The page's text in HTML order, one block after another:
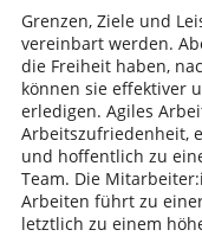
Grenzen, Ziele und
vereinbart werden.
die Freiheit haben,
können sie effektiver
erledigen. Agiles
Arbeitszufriedenheit,
und hoffentlich zu
Team. Die
Arbeiten führt zu
letztlich zu einem